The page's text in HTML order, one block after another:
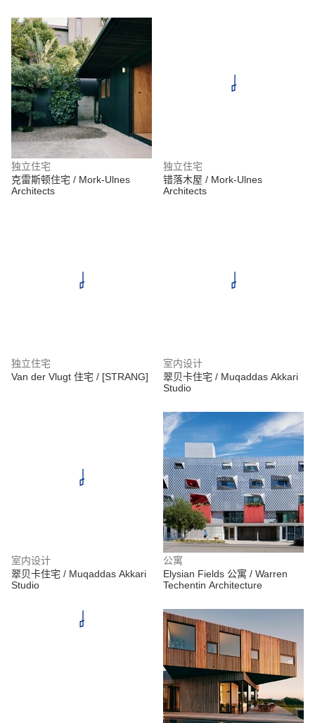
独立住宅
克雷斯顿住宅 / Mork-Ulnes
Architects
独立住宅
错落木屋 / Mork-Ulnes
Architects
独立住宅
Van der Vlugt 住宅 / [STRANG]
室内设计
翠贝卡住宅 / Muqaddas Akkari
Studio
室内设计
翠贝卡住宅 / Muqaddas Akkari
Studio
公寓
Elysian Fields 公寓 / Warren
Techentin Architecture